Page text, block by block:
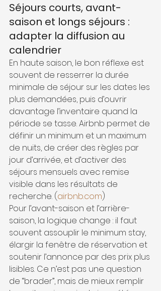
Séjours courts, avant-
saison et longs séjours :
adapter la diffusion au
calendrier
En haute saison, le bon réflexe est
souvent de resserrer la durée
minimale de séjour sur les dates les
plus demandées, puis d’ouvrir
davantage l’inventaire quand la
période se tasse. Airbnb permet de
définir un minimum et un maximum
de nuits, de créer des règles par
jour d’arrivée, et d’activer des
séjours mensuels avec remise
visible dans les résultats de
recherche. (airbnb.com)
Pour l’avant-saison et l’arrière-
saison, la logique change : il faut
souvent assouplir le minimum stay,
élargir la fenêtre de réservation et
soutenir l’annonce par des prix plus
lisibles. Ce n’est pas une question
de “brader”, mais de mieux remplir